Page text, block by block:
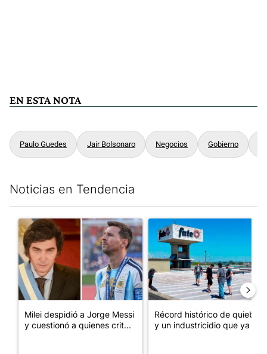
EN ESTA NOTA
Paulo Guedes Jair Bolsonaro Negocios Gobierno
Noticias en Tendencia
Un artículo de tendencia con el título "Milei despidió a Jorge
Milei despidió a Jorge Messi
y cuestionó a quienes crit...
Un artículo de tendencia
Récord histórico de quiebras
y un industricidio que ya ...